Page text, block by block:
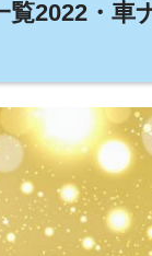
覧2022・車